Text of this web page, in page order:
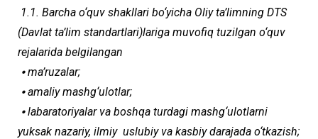
1.1. Barcha o‘quv shakllari bo‘yicha Oliy ta’limning DTS
(Davlat ta’lim standartlari)lariga muvofiq tuzilgan o‘quv
rejalarida belgilangan
⦁ ma’ruzalar;
⦁ amaliy mashg‘ulotlar;
⦁ labaratoriyalar va boshqa turdagi mashg‘ulotlarni
yuksak nazariy, ilmiy uslubiy va kasbiy darajada o‘tkazish;